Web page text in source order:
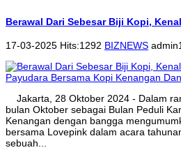
Berawal Dari Sebesar Biji Kopi,
17-03-2025 Hits:1292 BIZNEWS admin1
Jakarta, 28 Oktober 2024 - Dalam
bulan Oktober sebagai Bulan Peduli
Kenangan dengan bangga
bersama Lovepink dalam acara
sebuah...